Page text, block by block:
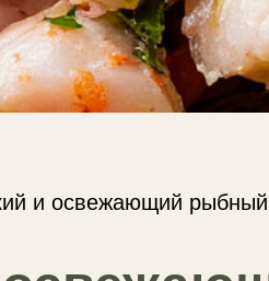
и освежающий